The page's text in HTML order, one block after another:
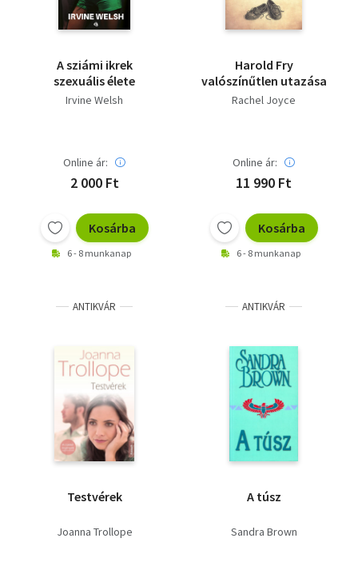
A sziámi ikrek
szexuális élete
Irvine Welsh
Online ár:
2 000 Ft
Kosárba
6 - 8 munkanap
Harold Fry
valószínűtlen utazása
Rachel Joyce
Online ár:
11 990 Ft
Kosárba
6 - 8 munkanap
ANTIKVÁR
Testvérek
Joanna Trollope
ANTIKVÁR
A túsz
Sandra Brown